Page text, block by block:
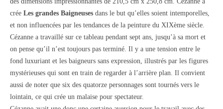
crée Les grandes Baigneuses dans le but qu’elles soient intemporelles,
et non influencées par les tendances de la peinture du XIXème siècle.
Cézanne a travaillé sur ce tableau pendant sept ans, jusqu’à sa mort et
on pense qu’il n’est toujours pas terminé. Il y a une tension entre le
fond luxuriant et les baigneurs sans expression, illustrés par les figures
mystérieuses qui sont en train de regarder à l’arrière plan. Il convient
aussi de noter que six des quatorze personnages sont tournés vers le
lointain, ce qui crée un malaise pour spectateur.